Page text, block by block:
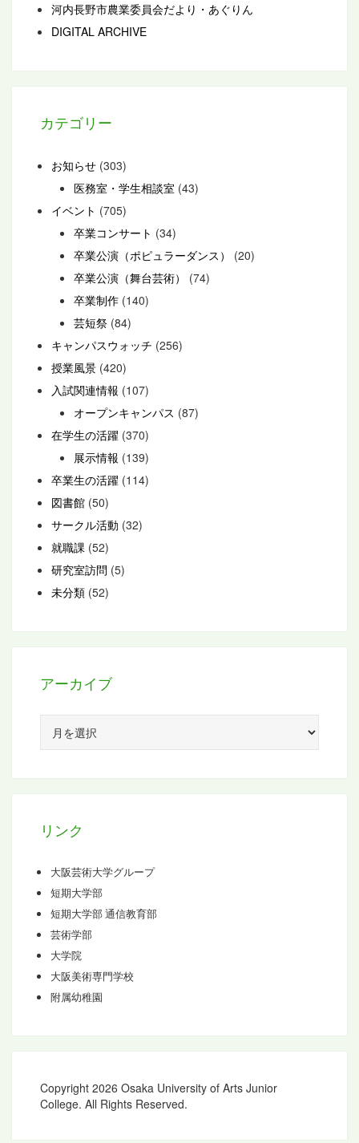
河内長野市農業委員会だより・あぐりん
DIGITAL ARCHIVE
カテゴリー
お知らせ (303)
医務室・学生相談室 (43)
イベント (705)
卒業コンサート (34)
卒業公演（ポピュラーダンス）
(20)
卒業公演（舞台芸術）
(74)
卒業制作 (140)
芸短祭 (84)
キャンパスウォッチ (256)
授業風景 (420)
入試関連情報 (107)
オープンキャンパス (87)
在学生の活躍 (370)
展示情報 (139)
卒業生の活躍 (114)
図書館 (50)
サークル活動 (32)
就職課 (52)
研究室訪問 (5)
未分類 (52)
アーカイブ
カ
リンク
大阪芸術大学グループ
短期大学部
短期大学部 通信教育部
芸術学部
大学院
大阪美術専門学校
附属幼稚園
Copyright 2026 Osaka University of Arts Junior
College. All Rights Reserved.